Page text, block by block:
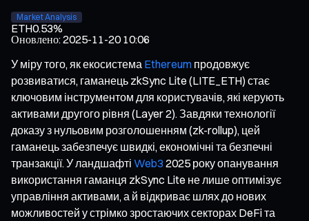
Market Analysis
ETH0.53%
Оновлено:2025-11-20 10:06
У міру того, як екосистема Ethereum продовжує
розвиватися, гаманець zkSync Lite (LITE_ETH) стає
ключовим інструментом для користувачів, які керують
активами другого рівня (Layer 2). Завдяки технології
доказу з нульовим розголошенням (zk-rollup), цей
гаманець забезпечує швидкі, економічні та безпечні
транзакції. У ландшафті Web3 2025 року опанування
використання гаманця zkSync Lite не лише оптимізує
управління активами, а й відкриває шлях до нових
можливостей у стрімко зростаючих секторах DeFi та